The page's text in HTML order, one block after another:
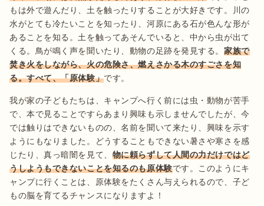
もは外で遊んだり、土を触ったりすることが大好きです。川の
水がとても冷たいことを知ったり、河原にある石が色んな形が
あることを知る。土を触ってあそんでいると、中から虫が出て
くる。鳥が鳴く声を聞いたり、動物の足跡を発見する。 家族で
焚き火をしながら、火の危険さ、燃えさかる木のすごさを知
る。すべて、「原体験」です。
我が家の子どもたちは、キャンプへ行く前には虫・動物が苦手
で、本で見ることですらあまり興味も示しませんでしたが、今
では触りはできないものの、名前を聞いて来たり、興味を示す
ようにもなりました。どうすることもできない暑さや寒さを感
じたり、真っ暗闇を見て、 物に頼らずして人間の力だけではど
うしようもできないことを知るのも原体験です。このようにキ
ャンプに行くことは、原体験をたくさん与えられるので、子ど
もの脳を育てるチャンスになりますよ！